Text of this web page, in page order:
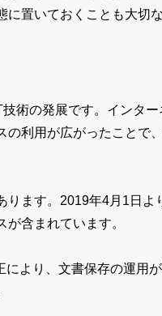
置いておくことも大切な
術の発展です。インタ
利用が広がったことで
ります。2019年4月1日
含まれています。
より、文書保存の運用